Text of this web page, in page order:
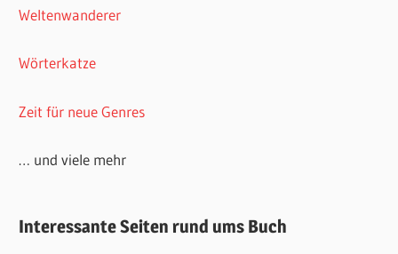
Weltenwanderer
Wörterkatze
Zeit für neue Genres
… und viele mehr
Interessante Seiten rund ums Buch